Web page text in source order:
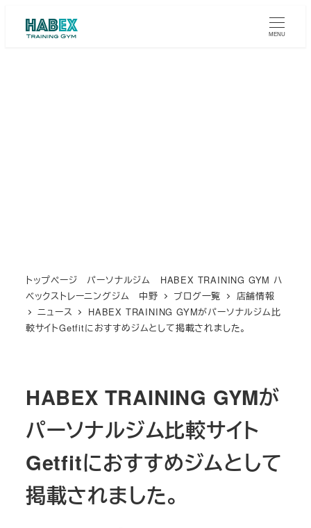
MENU
トップページ パーソナルジム HABEX TRAINING GYM ハ
ベックストレーニングジム 中野
ブログ一覧
店舗情報
ニュース
HABEX TRAINING GYMがパーソナルジム比
較サイトGetfitにおすすめジムとして掲載されました。
HABEX TRAINING GYMが
パーソナルジム比較サイト
Getfitにおすすめジムとして
掲載されました。